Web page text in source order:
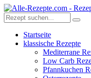
Startseite
klassische Rezepte
Mediterrane
Low Carb
Pfannkuchen